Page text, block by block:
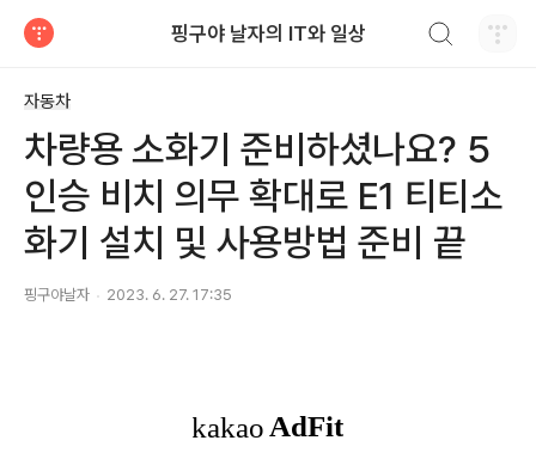
핑구야 날자의 IT와 일상
자동차
차량용 소화기 준비하셨나요? 5
인승 비치 의무 확대로 E1 티티소
화기 설치 및 사용방법 준비 끝
핑구야날자 2023. 6. 27. 17:35